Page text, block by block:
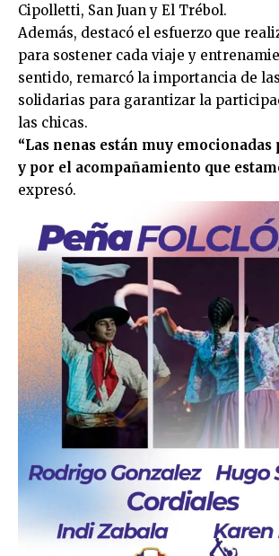
Cipolletti, San Juan y El Trébol.
Además, destacó el esfuerzo que
para sostener cada viaje y
sentido, remarcó la importancia de
solidarias para garantizar la
las chicas.
“Las nenas están muy emocionadas
y por el acompañamiento que
expresó.